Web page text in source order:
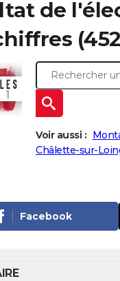
de
Voir aussi :
Châlette-sur-
Facebook